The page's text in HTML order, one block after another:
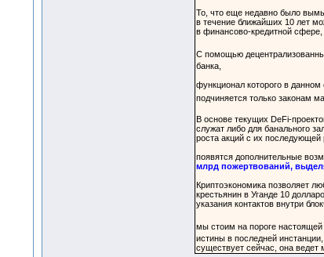
То, что еще недавно было
в течение ближайших 10 лет
в финансово-кредитной сфере,
С помощью
банка,
функционал которого в
подчиняется только законам
В основе текущих DeFi-
служат либо для банального
роста акций с их последующей
появятся дополнительные
млрд пожертвований,
Криптоэкономика позволяет
крестьянин в Уганде 10
указания контактов внутри
мы стоим на пороге настоящей
истины в последней
существует сейчас, она ведет